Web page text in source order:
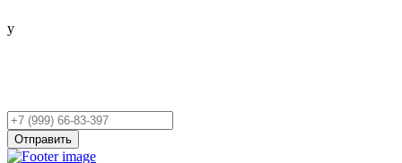
Ваш
телефон
Отправить